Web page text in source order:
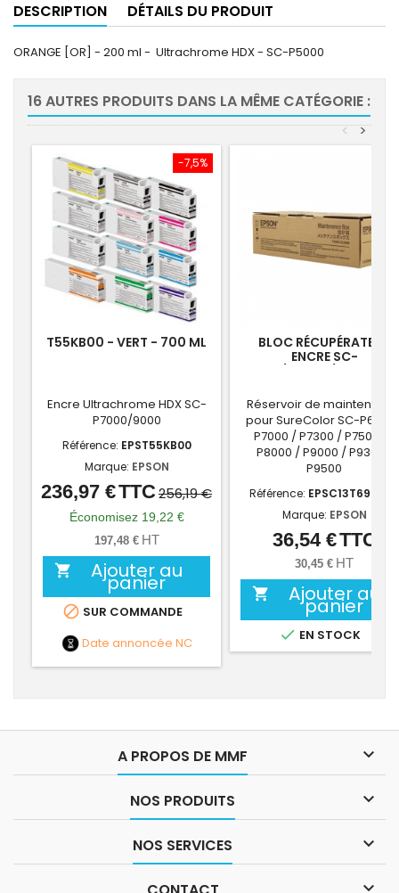
DESCRIPTION DÉTAILS DU PRODUIT
ORANGE [OR] - 200 ml - Ultrachrome HDX - SC-P5000
16 AUTRES PRODUITS DANS LA MÊME CATÉGORIE :
>
<
-7,5%
T55KB00 - VERT - 700 ML
Encre Ultrachrome HDX SC-
P7000/9000
Référence: EPST55KB00
Marque: EPSON
Prix
Prix
de
base
236,97 €TTC256,19 €
Économisez 19,22 €
197,48 € HT
 Ajouter au
panier
 SUR COMMANDE
Date annoncée NC
BLOC RÉCUPÉRATEUR
ENCRE SC-
Réservoir de
pour SureColor SC-P6000
P7000 / P7300 / P75000 /
P8000 / P9000 / P9300 /
P9500
Référence: EPSC13T699700
Marque: EPSON
Prix
36,54 €TTC
30,45 € HT
 Ajouter au
panier
 EN STOCK
A PROPOS DE MMF 
NOS PRODUITS 
NOS SERVICES 
